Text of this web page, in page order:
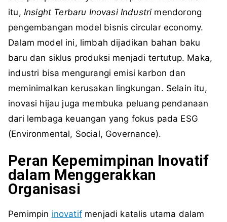
itu, Insight Terbaru Inovasi Industrimendorong
pengembangan model bisnis circular economy.
Dalam model ini, limbah dijadikan bahan baku
baru dan siklus produksi menjadi tertutup. Maka,
industri bisa mengurangi emisi karbon dan
meminimalkan kerusakan lingkungan. Selain itu,
inovasi hijau juga membuka peluang pendanaan
dari lembaga keuangan yang fokus pada ESG
(Environmental, Social, Governance).
Peran Kepemimpinan Inovatif
dalam Menggerakkan
Organisasi
Pemimpin inovatifmenjadi katalis utama dalam